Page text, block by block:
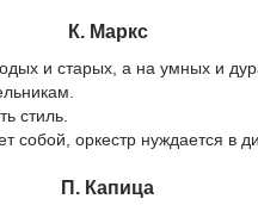
К. Маркс
и старых, а на умных и
стиль.
собой, оркестр нуждается в
П. Капица